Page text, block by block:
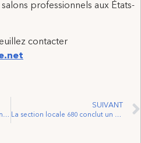
professionnels aux États-
contacter
La délégation de l'IATSE soutient la convention de quatre ans 15 amendements constitutionnels adoptés par la délégation lors de la 64ème convention triennale
SUIVANT
La section locale 680 conclut un accord avec le Neptune Theatre